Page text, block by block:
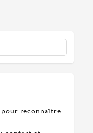
pour reconnaître